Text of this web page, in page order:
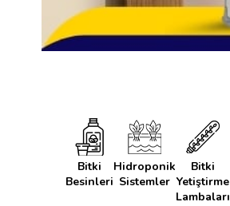
Bitki
Besinleri
Hidroponik
Sistemler
Bitki
Yetiştirme
Lambaları